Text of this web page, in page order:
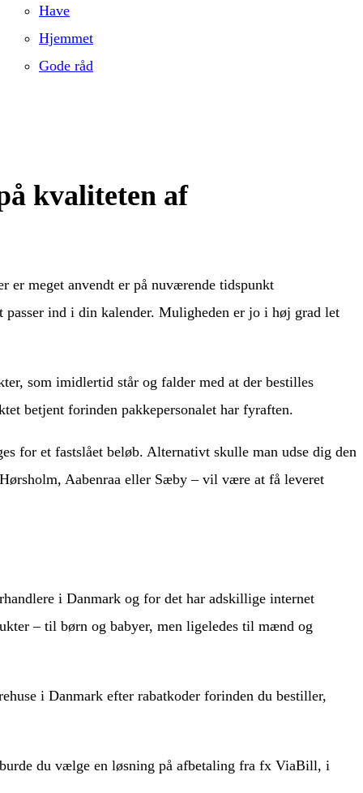
Have
Hjemmet
Gode råd
kvaliteten af
er meget anvendt er på nuværende tidspunkt
ind i din kalender. Muligheden er jo i høj grad let
som imidlertid står og falder med at der bestilles
betjent forinden pakkepersonalet har fyraften.
for et fastslået beløb. Alternativt skulle man udse dig den
Aabenraa eller Sæby – vil være at få leveret
i Danmark og for det har adskillige internet
– til børn og babyer, men ligeledes til mænd og
i Danmark efter rabatkoder forinden du bestiller,
du vælge en løsning på afbetaling fra fx ViaBill, i